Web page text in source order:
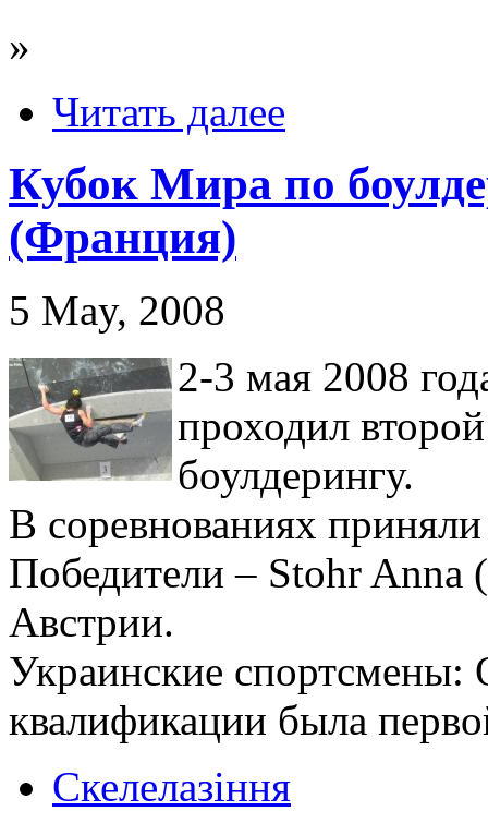
»
Читать далее
Кубок Мира по
(Франция)
5 May, 2008
2-3 мая 2008
проходил
боулдерингу.
В соревнованиях
Победители – Stohr Anna
Австрии.
Украинские спортсмены:
квалификации была
Скелелазіння